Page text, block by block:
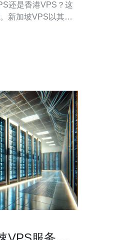
还是香港VPS？这
新加坡VPS以其高
迎。本文将详细探